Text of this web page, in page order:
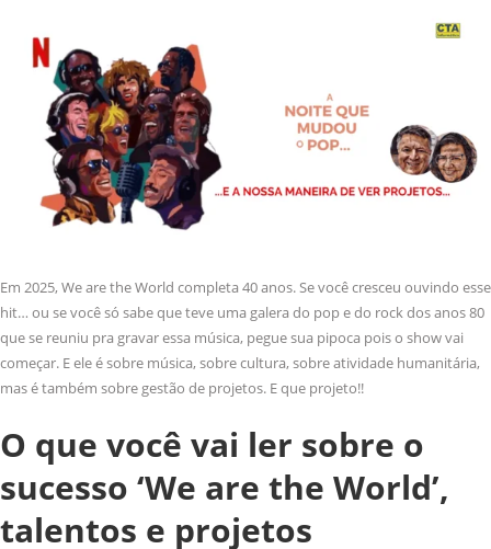
Em 2025, We are the World completa 40 anos. Se você cresceu ouvindo esse
hit… ou se você só sabe que teve uma galera do pop e do rock dos anos 80
que se reuniu pra gravar essa música, pegue sua pipoca pois o show vai
começar. E ele é sobre música, sobre cultura, sobre atividade humanitária,
mas é também sobre gestão de projetos. E que projeto!!
O que você vai ler sobre o
sucesso ‘We are the World’,
talentos e projetos